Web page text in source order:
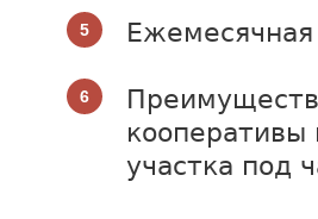
Ежемесячная
кооперативы
участка под